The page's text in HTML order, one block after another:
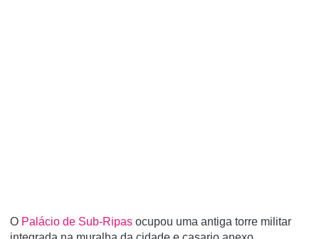
O Palácio de Sub-Ripas ocupou uma antiga torre militar